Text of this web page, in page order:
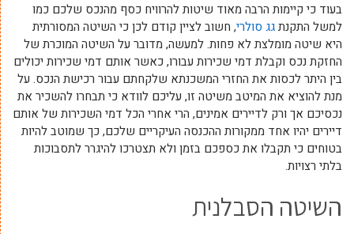
בעוד כי קיימות הרבה מאוד שיטות להרוויח כסף מהנכס שלכם כמו
למשל התקנתגג סולרי, חשוב לציין קודם לכן כי השיטה המסורתית
היא שיטה מומלצת לא פחות. למעשה, מדובר על השיטה המוכרת של
החזקת נכס וקבלת דמי שכירות עבורו, כאשר אותם דמי שכירות יכולים
בין היתר לכסות את החזרי המשכנתא שלקחתם עבור רכישת הנכס. על
מנת להוציא את המיטב משיטה זו, עליכם לוודא כי תבחרו להשכיר את
נכסיכם אך ורק לדיירים אמינים, הרי אחרי הכל דמי השכירות של אותם
דיירים יהיו אחד ממקורות ההכנסה העיקריים שלכם, כך שמוטב להיות
בטוחים כי תקבלו את כספכם בזמן ולא תצטרכו להיגרר לתסבוכות
בלתי רצויות.
השיטה הסבלנית